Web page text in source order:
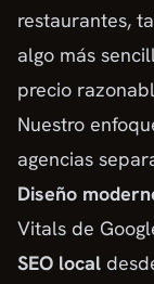
restaurantes,
algo más
precio
Nuestro
agencias
Diseño
Vitals de
SEO local